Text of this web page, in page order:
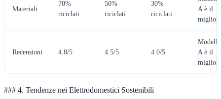
Materiali
70%
riciclati
50%
riciclati
30%
riciclati
A è il
migliore
Recensioni 4.8/5 4.5/5 4.0/5
Modello
A è il
migliore
### 4. Tendenze nei Elettrodomestici Sostenibili